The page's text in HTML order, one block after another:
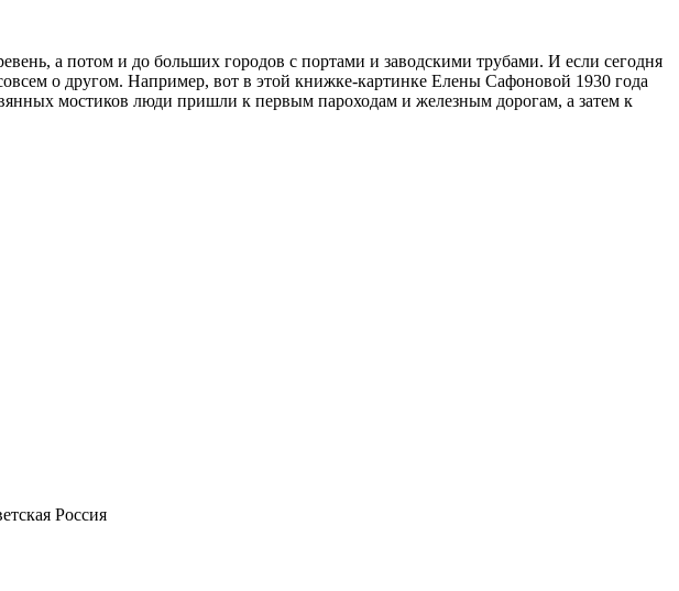
а потом и до больших городов с портами и заводскими трубами. И если сегодня
о другом. Например, вот в этой книжке-картинке Елены Сафоновой 1930 года
мостиков люди пришли к первым пароходам и железным дорогам, а затем к
Россия